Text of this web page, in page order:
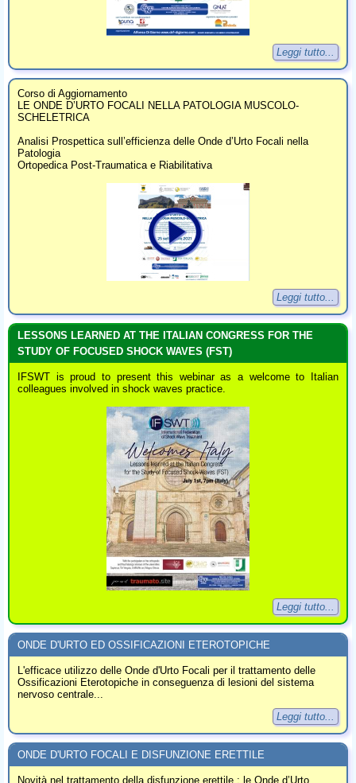
Leggi tutto...
Corso di Aggiornamento
LE ONDE D’URTO FOCALI NELLA PATOLOGIA MUSCOLO-
SCHELETRICA
Analisi Prospettica sull’efficienza delle Onde d’Urto Focali nella
Patologia
Ortopedica Post-Traumatica e Riabilitativa
Leggi tutto...
LESSONS LEARNED AT THE ITALIAN CONGRESS FOR THE
STUDY OF FOCUSED SHOCK WAVES (FST)
IFSWT is proud to present this webinar as a welcome to Italian
colleagues involved in shock waves practice.
Leggi tutto...
ONDE D'URTO ED OSSIFICAZIONI ETEROTOPICHE
L'efficace utilizzo delle Onde d'Urto Focali per il trattamento delle
Ossificazioni Eterotopiche in conseguenza di lesioni del sistema
nervoso centrale...
Leggi tutto...
ONDE D'URTO FOCALI E DISFUNZIONE ERETTILE
Novità nel trattamento della disfunzione erettile : le Onde d’Urto